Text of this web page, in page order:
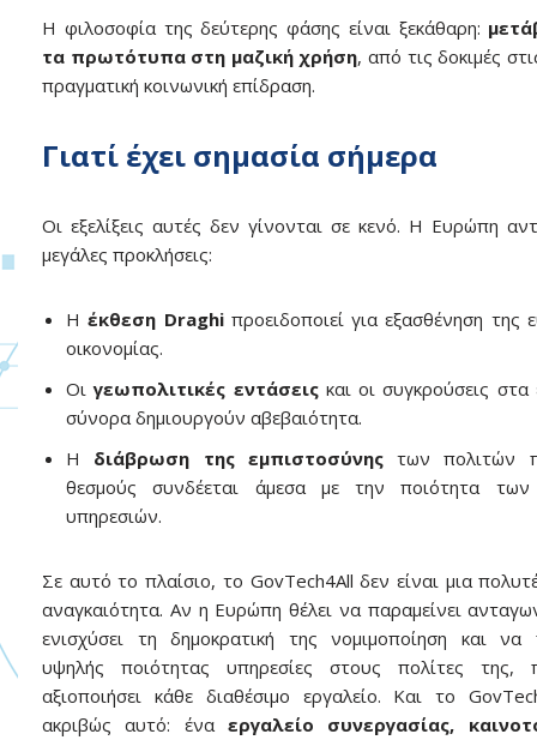
Η φιλοσοφία της δεύτερης φάσης είναι ξεκάθαρη:
τα πρωτότυπα στη μαζική χρήση, από τις δοκιμές
πραγματική κοινωνική επίδραση.
Γιατί έχει σημασία σήμερα
Οι εξελίξεις αυτές δεν γίνονται σε κενό. Η Ευρώπη
μεγάλες προκλήσεις:
Ηέκθεση Draghiπροειδοποιεί για εξασθένηση της
οικονομίας.
Οιγεωπολιτικές εντάσειςκαι οι συγκρούσεις στα
σύνορα δημιουργούν αβεβαιότητα.
Η διάβρωση της εμπιστοσύνηςτων πολιτών
θεσμούς συνδέεται άμεσα με την ποιότητα των
υπηρεσιών.
Σε αυτό το πλαίσιο, το GovTech4All δεν είναι μια
αναγκαιότητα. Αν η Ευρώπη θέλει να παραμείνει
ενισχύσει τη δημοκρατική της νομιμοποίηση και να
υψηλής ποιότητας υπηρεσίες στους πολίτες της,
αξιοποιήσει κάθε διαθέσιμο εργαλείο. Και το
ακριβώς αυτό: ένα εργαλείο συνεργασίας,